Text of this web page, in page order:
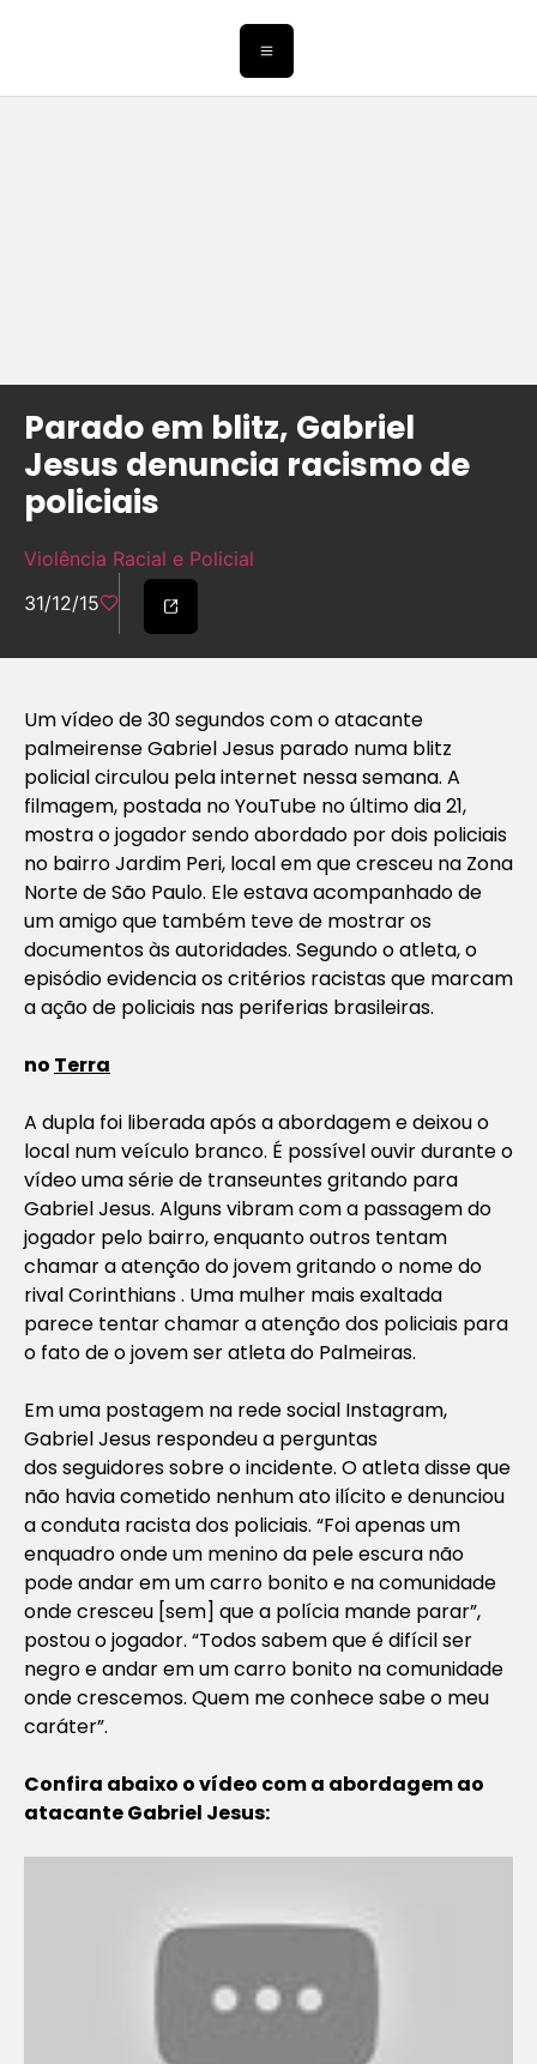
Parado em blitz, Gabriel
Jesus denuncia racismo de
policiais
Violência Racial e Policial
31/12/15
Um vídeo de 30 segundos com o atacante
palmeirense Gabriel Jesus parado numa blitz
policial circulou pela internet nessa semana. A
filmagem, postada no YouTube no último dia 21,
mostra o jogador sendo abordado por dois policiais
no bairro Jardim Peri, local em que cresceu na Zona
Norte de São Paulo. Ele estava acompanhado de
um amigo que também teve de mostrar os
documentos às autoridades. Segundo o atleta, o
episódio evidencia os critérios racistas que marcam
a ação de policiais nas periferias brasileiras.
no Terra
A dupla foi liberada após a abordagem e deixou o
local num veículo branco. É possível ouvir durante o
vídeo uma série de transeuntes gritando para
Gabriel Jesus. Alguns vibram com a passagem do
jogador pelo bairro, enquanto outros tentam
chamar a atenção do jovem gritando o nome do
rival Corinthians . Uma mulher mais exaltada
parece tentar chamar a atenção dos policiais para
o fato de o jovem ser atleta do Palmeiras.
Em uma postagem na rede social Instagram,
Gabriel Jesus respondeu a perguntas
dos seguidores sobre o incidente. O atleta disse que
não havia cometido nenhum ato ilícito e denunciou
a conduta racista dos policiais. “Foi apenas um
enquadro onde um menino da pele escura não
pode andar em um carro bonito e na comunidade
onde cresceu [sem] que a polícia mande parar”,
postou o jogador. “Todos sabem que é difícil ser
negro e andar em um carro bonito na comunidade
onde crescemos. Quem me conhece sabe o meu
caráter”.
Confira abaixo o vídeo com a abordagem ao
atacante Gabriel Jesus: